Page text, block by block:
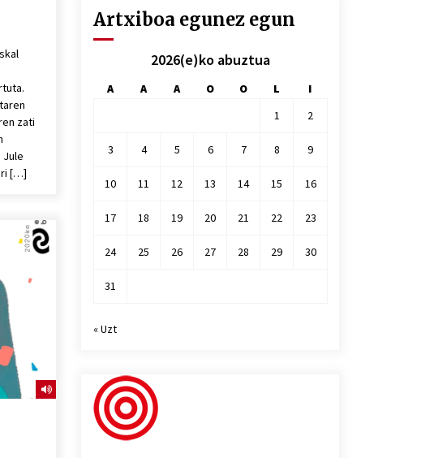
zati
[…]
Artxiboa egunez egun
2026(e)ko abuztua
A A A O O L
I
1
2
3 4 5 6 7 8 9
10 11 12 13 14 15 16
17 18 19 20 21 22 23
24 25 26 27 28 29 30
31
« Uzt